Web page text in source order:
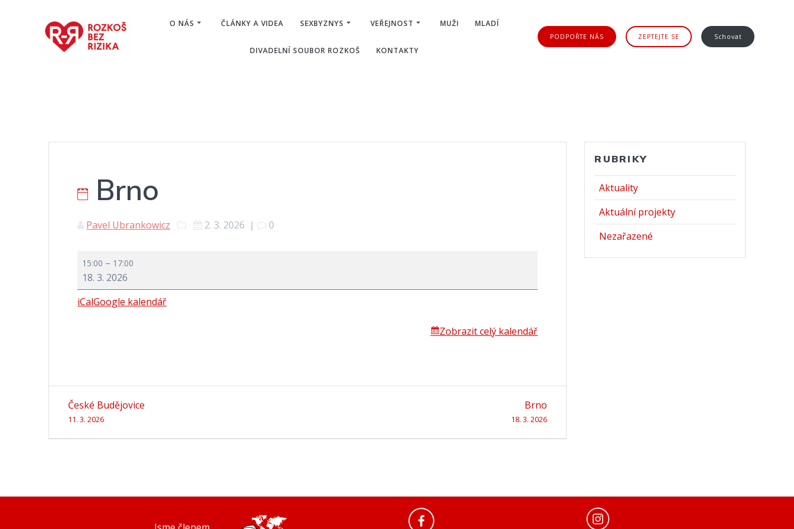
O NÁS ČLÁNKY A VIDEA SEXBYZNYS VEŘEJNOST MUŽI MLADÍ
DIVADELNÍ SOUBOR ROZKOŠ KONTAKTY
PODPOŘTE NÁS ZEPTEJTE SE Schovat
Brno
Pavel Ubrankowicz 2. 3. 2026 | 0
Brno
15:00 – 17:00
18. 3. 2026
iCalGoogle kalendář
Zobrazit celý kalendář
Navigace
pro
České Budějovice
11. 3. 2026
Brno
18. 3. 2026
RUBRIKY
Aktuality
Aktuální projekty
Nezařazené